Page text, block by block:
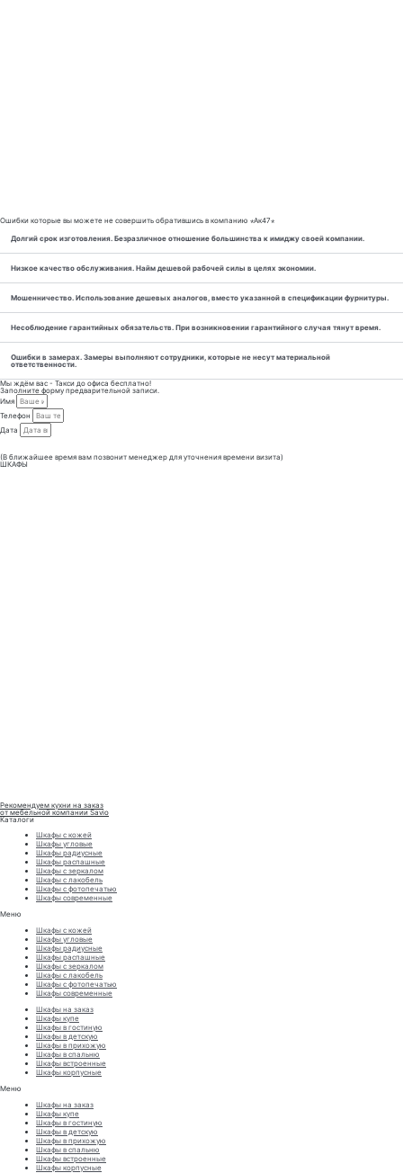
Ошибки которые вы можете не совершить обратившись в компанию ⋆Ак47⋆
Долгий срок изготовления. Безразличное отношение большинства к имиджу своей компании.
Низкое качество обслуживания. Найм дешевой рабочей силы в целях экономии.
Мошенничество. Использование дешевых аналогов, вместо указанной в спецификации фурнитуры.
Несоблюдение гарантийных обязательств. При возникновении гарантийного случая тянут время.
Ошибки в замерах. Замеры выполняют сотрудники, которые не несут материальной
ответственности.
Мы ждём вас - Такси до офиса бесплатно!
Заполните форму предварительной записи.
Имя
Телефон
Дата
(В ближайшее время вам позвонит менеджер для уточнения времени визита)
ШКАФЫ
Рекомендуем кухни на заказ
от мебельной компании Savio
Каталоги
Шкафы с кожей
Шкафы угловые
Шкафы радиусные
Шкафы распашные
Шкафы с зеркалом
Шкафы с лакобель
Шкафы с фотопечатью
Шкафы современные
Меню
Шкафы с кожей
Шкафы угловые
Шкафы радиусные
Шкафы распашные
Шкафы с зеркалом
Шкафы с лакобель
Шкафы с фотопечатью
Шкафы современные
Шкафы на заказ
Шкафы купе
Шкафы в гостиную
Шкафы в детскую
Шкафы в прихожую
Шкафы в спальню
Шкафы встроенные
Шкафы корпусные
Меню
Шкафы на заказ
Шкафы купе
Шкафы в гостиную
Шкафы в детскую
Шкафы в прихожую
Шкафы в спальню
Шкафы встроенные
Шкафы корпусные